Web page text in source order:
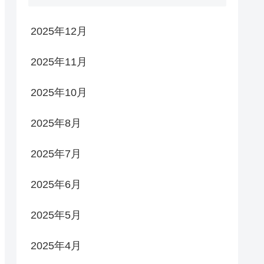
2025年12月
2025年11月
2025年10月
2025年8月
2025年7月
2025年6月
2025年5月
2025年4月